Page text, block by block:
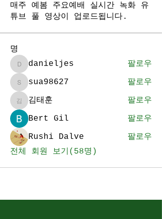
매주 예봄 주요예배 실시간 녹화 유
튜브 풀 영상이 업로드됩니다.
명
danieljes
danieljes 팔로우
sua98627
sua98627 팔로우
김태훈김태훈
팔로우
Bert Gil
팔로우
Rushi Dalve
팔로우
전체 회원 보기(58명)